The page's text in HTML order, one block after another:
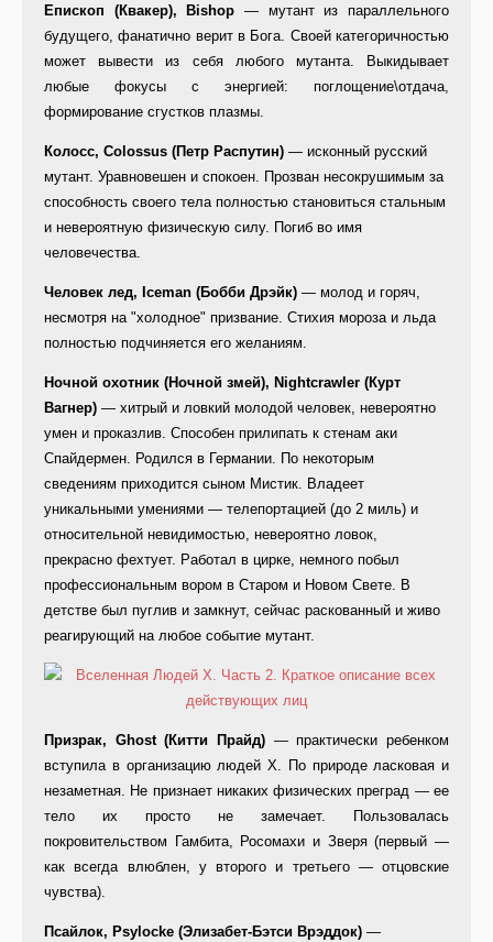
Епископ (Квакер), Bishop — мутант из параллельного
будущего, фанатично верит в Бога. Своей категоричностью
может вывести из себя любого мутанта. Выкидывает
любые фокусы с энергией: поглощение\отдача,
формирование сгустков плазмы.
Колосс, Colossus (Петр Распутин) — исконный русский
мутант. Уравновешен и спокоен. Прозван несокрушимым за
способность своего тела полностью становиться стальным
и невероятную физическую силу. Погиб во имя
человечества.
Человек лед, Iceman (Бобби Дрэйк) — молод и горяч,
несмотря на "холодное" призвание. Стихия мороза и льда
полностью подчиняется его желаниям.
Ночной охотник (Ночной змей), Nightcrawler (Курт
Вагнер) — хитрый и ловкий молодой человек, невероятно
умен и проказлив. Способен прилипать к стенам аки
Спайдермен. Родился в Германии. По некоторым
сведениям приходится сыном Мистик. Владеет
уникальными умениями — телепортацией (до 2 миль) и
относительной невидимостью, невероятно ловок,
прекрасно фехтует. Работал в цирке, немного побыл
профессиональным вором в Старом и Новом Свете. В
детстве был пуглив и замкнут, сейчас раскованный и живо
реагирующий на любое событие мутант.
Призрак, Ghost (Китти Прайд) — практически ребенком
вступила в организацию людей Х. По природе ласковая и
незаметная. Не признает никаких физических преград — ее
тело их просто не замечает. Пользовалась
покровительством Гамбита, Росомахи и Зверя (первый —
как всегда влюблен, у второго и третьего — отцовские
чувства).
Псайлок, Psylocke (Элизабет-Бэтси Врэддок) —